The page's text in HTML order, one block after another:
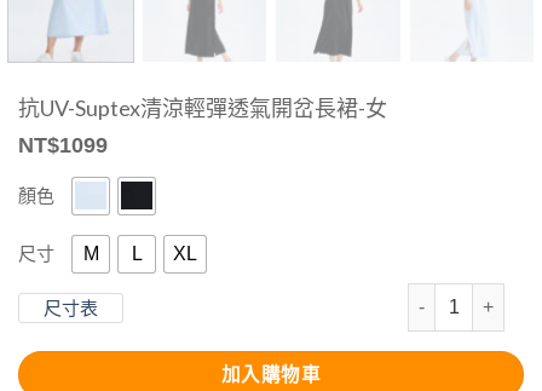
抗UV-Suptex清涼輕彈透氣開岔長裙-女
NT$1099
顏色
尺寸 M L XL
尺寸表
抗UV-Suptex
加入購物車